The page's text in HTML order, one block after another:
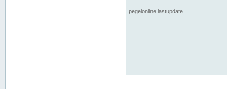
pegelonline.lastupdate